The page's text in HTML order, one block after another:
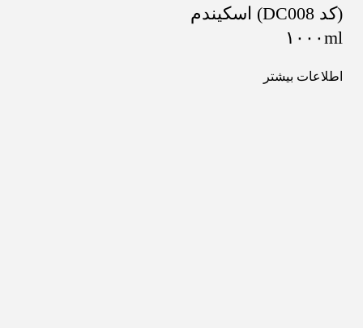
(کد DC008) اسکیندم
۱۰۰۰ml
اطلاعات بیشتر